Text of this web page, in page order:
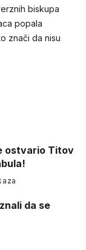
biskupa
popala
znači da nisu
ostvario Titov
da se